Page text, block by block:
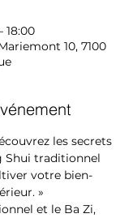
18:00
10, 7100
les secrets
Shui traditionnel
votre bien-
»
et le Ba Zi,